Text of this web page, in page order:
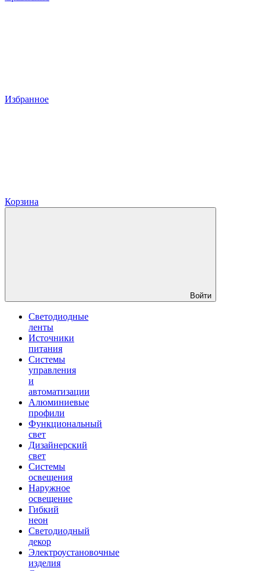
Избранное
Корзина
Войти
Светодиодные
ленты
Источники
питания
Системы
управления
и
автоматизации
Алюминиевые
профили
Функциональный
свет
Дизайнерский
свет
Системы
освещения
Наружное
освещение
Гибкий
неон
Светодиодный
декор
Электроустановочные
изделия